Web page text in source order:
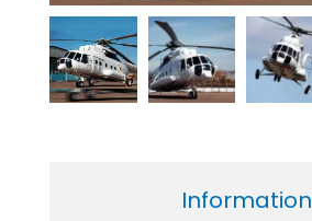
Information